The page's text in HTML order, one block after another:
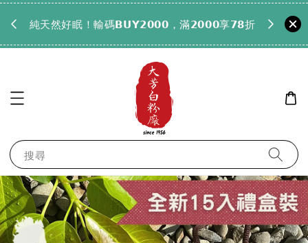
純天然好眠！輸碼𝗕𝗨𝗬𝟮𝟬𝟬𝟬，滿𝟮𝟬𝟬𝟬享𝟳𝟴折
搜尋